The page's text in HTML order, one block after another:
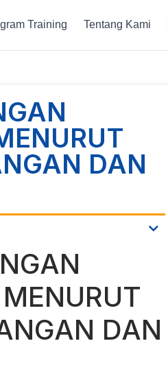
Training Tentang Kami
DAN
DAN